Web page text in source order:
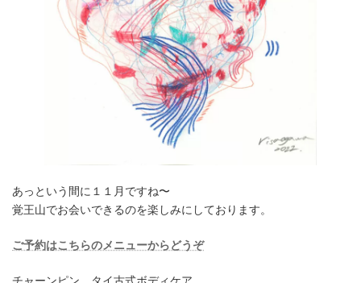
あっという間に１１月ですね〜
覚王山でお会いできるのを楽しみにしております。
ご予約はこちらのメニューからどうぞ
チャーンピン タイ古式ボディケア